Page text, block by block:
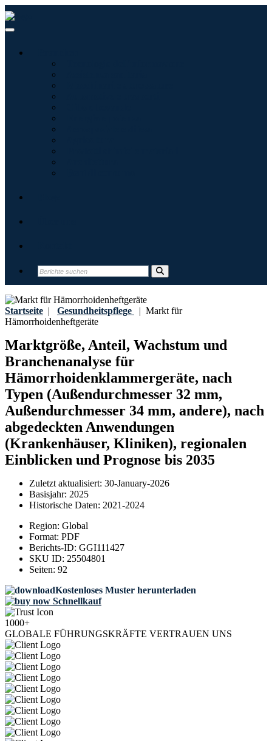
Startseite | Gesundheitspflege | Markt für
Hämorrhoidenheftgeräte
Marktgröße, Anteil, Wachstum und
Branchenanalyse für
Hämorrhoidenklammergeräte, nach
Typen (Außendurchmesser 32 mm,
Außendurchmesser 34 mm, andere), nach
abgedeckten Anwendungen
(Krankenhäuser, Kliniken), regionalen
Einblicken und Prognose bis 2035
Zuletzt aktualisiert: 30-January-2026
Basisjahr: 2025
Historische Daten: 2021-2024
Region: Global
Format: PDF
Berichts-ID: GGI111427
SKU ID: 25504801
Seiten: 92
Kostenloses Muster herunterladen
Schnellkauf
1000+
GLOBALE FÜHRUNGSKRÄFTE VERTRAUEN UNS